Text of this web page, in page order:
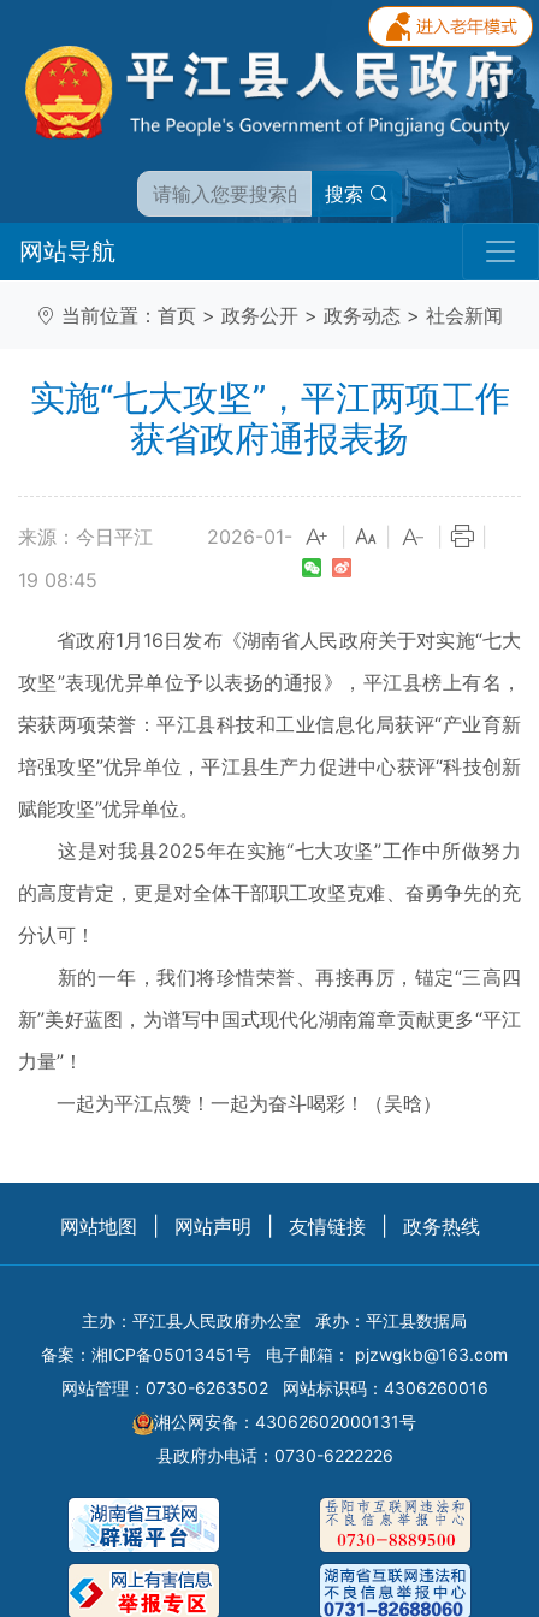
搜索
网站导航
当前位置： 首页 > 政务公开 > 政务动态 > 社会新闻
实施“七大攻坚”，平江两项工作
获省政府通报表扬
来源：今日平江
2026-01-
19 08:45
省政府1月16日发布《湖南省人民政府关于对实施“七大
攻坚”表现优异单位予以表扬的通报》，平江县榜上有名，
荣获两项荣誉：平江县科技和工业信息化局获评“产业育新
培强攻坚”优异单位，平江县生产力促进中心获评“科技创新
赋能攻坚”优异单位。
这是对我县2025年在实施“七大攻坚”工作中所做努力
的高度肯定，更是对全体干部职工攻坚克难、奋勇争先的充
分认可！
新的一年，我们将珍惜荣誉、再接再厉，锚定“三高四
新”美好蓝图，为谱写中国式现代化湖南篇章贡献更多“平江
力量”！
一起为平江点赞！一起为奋斗喝彩！（吴晗）
网站地图 网站声明 友情链接 政务热线
主办：平江县人民政府办公室
承办：平江县数据局
备案： 湘ICP备05013451号 电子邮箱： pjzwgkb@163.com
网站管理：0730-6263502
网站标识码：4306260016
湘公网安备：43062602000131号
县政府办电话：0730-6222226